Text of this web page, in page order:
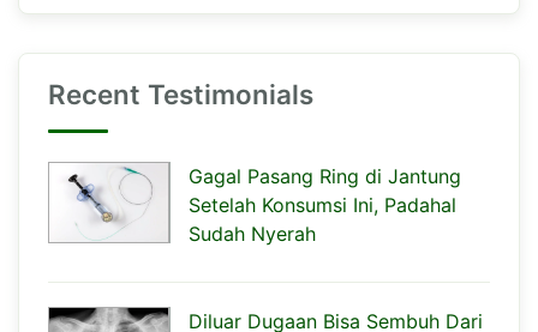
Recent Testimonials
Gagal Pasang Ring di Jantung
Setelah Konsumsi Ini, Padahal
Sudah Nyerah
Diluar Dugaan Bisa Sembuh Dari